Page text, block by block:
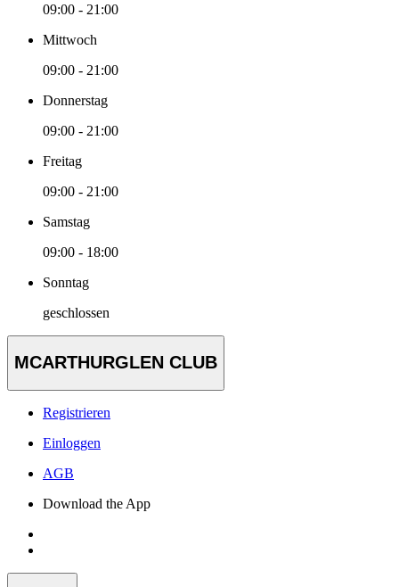
09:00 - 21:00
Mittwoch
09:00 - 21:00
Donnerstag
09:00 - 21:00
Freitag
09:00 - 21:00
Samstag
09:00 - 18:00
Sonntag
geschlossen
MCARTHURGLEN CLUB
Registrieren
Einloggen
AGB
Download the App